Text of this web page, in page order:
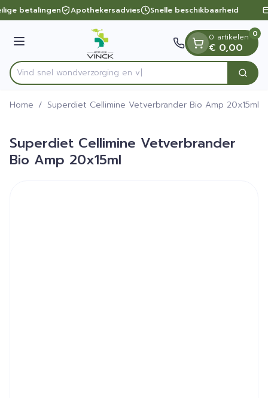
Ga naar de inhoud
1 van 1
betalingen Apothekersadvies Snelle beschikbaarheid
Menu
Product, merk, categorie...
Vind snel wondverzorg Zoek
0 artikelen
€ 0,00
0
Home / Superdiet Cellimine Vetverbrander Bio Amp 20x15ml
Superdiet Cellimine Vetverbrander
Bio Amp 20x15ml